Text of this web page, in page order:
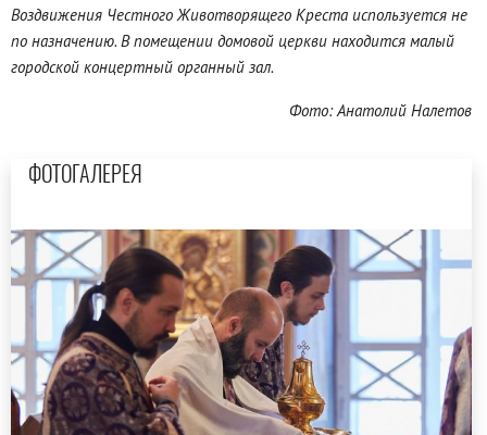
Воздвижения Честного Животворящего Креста используется не
по назначению. В помещении домовой церкви находится малый
городской концертный органный зал.
Фото: Анатолий Налетов
ФОТОГАЛЕРЕЯ